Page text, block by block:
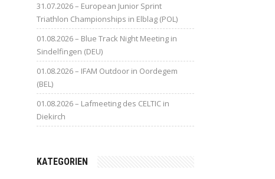
31.07.2026 – European Junior Sprint
Triathlon Championships in Elblag (POL)
01.08.2026 – Blue Track Night Meeting in
Sindelfingen (DEU)
01.08.2026 – IFAM Outdoor in Oordegem
(BEL)
01.08.2026 – Lafmeeting des CELTIC in
Diekirch
KATEGORIEN